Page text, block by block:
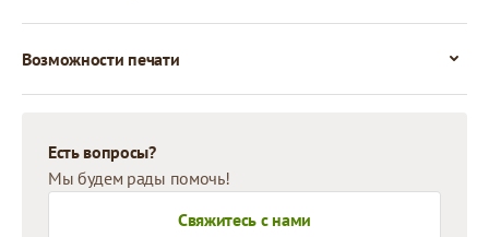
Возможности печати
Есть вопросы?
Мы будем рады помочь!
Свяжитесь с нами